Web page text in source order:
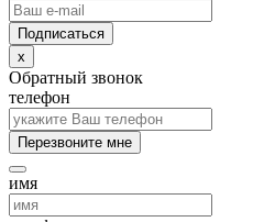
x
Обратный звонок
телефон
Перезвоните мне
имя